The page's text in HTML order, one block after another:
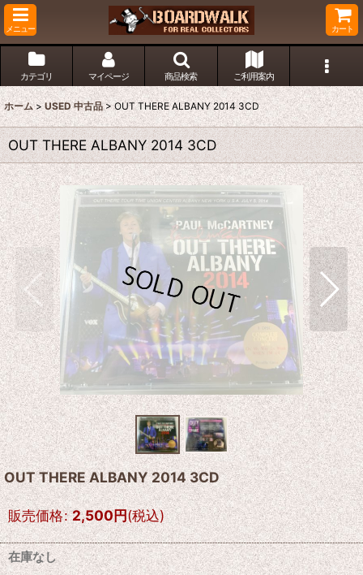
メニュー カート
カテゴリ マイページ 商品検索 ご利用案内
ホーム > USED 中古品 > OUT THERE ALBANY 2014 3CD
OUT THERE ALBANY 2014 3CD
OUT THERE ALBANY 2014 3CD
販売価格: 2,500円(税込)
在庫なし